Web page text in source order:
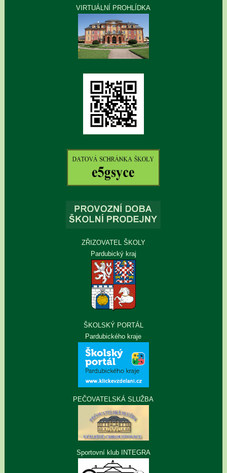
VIRTUÁLNÍ PROHLÍDKA
ZŘIZOVATEL ŠKOLY
Pardubický kraj
ŠKOLSKÝ PORTÁL
Pardubického kraje
PEČOVATELSKÁ SLUŽBA
Sportovní klub INTEGRA